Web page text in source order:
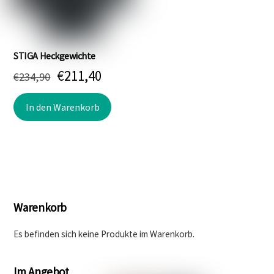
STIGA Heckgewichte
€234,90 Ursprünglicher
Preis
war:
€211,40Aktueller
Preis
ist:
In den Warenkorb
Warenkorb
Es befinden sich keine Produkte im Warenkorb.